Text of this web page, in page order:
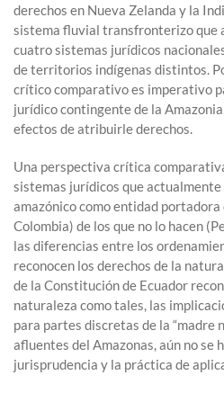
derechos en Nueva Zelanda y la
sistema fluvial transfronterizo que
cuatro sistemas jurídicos
de territorios indígenas distintos.
crítico comparativo es imperativo
jurídico contingente de la
efectos de atribuirle derechos.
Una perspectiva crítica
sistemas jurídicos que
amazónico como entidad portadora
Colombia) de los que no lo hacen
las diferencias entre los
reconocen los derechos de la
de la Constitución de Ecuador
naturaleza como tales, las
para partes discretas de la “madre
afluentes del Amazonas, aún no se
jurisprudencia y la práctica de